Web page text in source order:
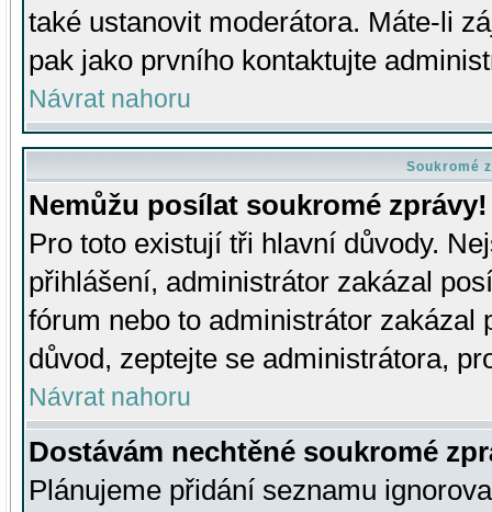
také ustanovit moderátora. Máte-li
pak jako prvního kontaktujte
Návrat nahoru
Soukromé
Nemůžu posílat soukromé zprávy!
Pro toto existují tři hlavní důvody.
přihlášení, administrátor zakázal
fórum nebo to administrátor zakázal
důvod, zeptejte se administrátora,
Návrat nahoru
Dostávám nechtěné soukromé
Plánujeme přidání seznamu